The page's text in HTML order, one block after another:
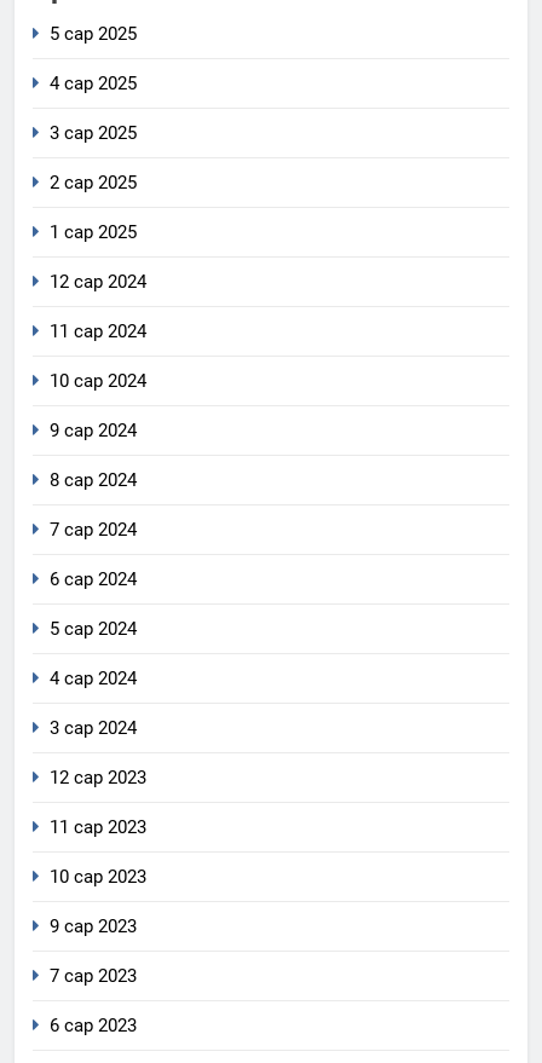
5 сар 2025
4 сар 2025
3 сар 2025
2 сар 2025
1 сар 2025
12 сар 2024
11 сар 2024
10 сар 2024
9 сар 2024
8 сар 2024
7 сар 2024
6 сар 2024
5 сар 2024
4 сар 2024
3 сар 2024
12 сар 2023
11 сар 2023
10 сар 2023
9 сар 2023
7 сар 2023
6 сар 2023